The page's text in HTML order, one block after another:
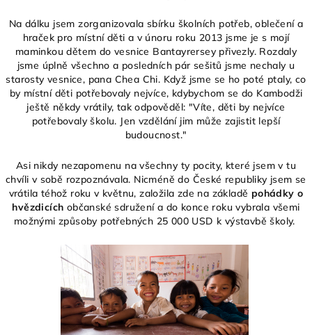
Na dálku jsem zorganizovala sbírku školních potřeb, oblečení a
hraček pro místní děti a v únoru roku 2013 jsme je s mojí
maminkou dětem do vesnice Bantayrersey přivezly. Rozdaly
jsme úplně všechno a posledních pár sešitů jsme nechaly u
starosty vesnice, pana Chea Chi. Když jsme se ho poté ptaly, co
by místní děti potřebovaly nejvíce, kdybychom se do Kambodži
ještě někdy vrátily, tak odpověděl: "Víte, děti by nejvíce
potřebovaly školu. Jen vzdělání jim může zajistit lepší
budoucnost."
Asi nikdy nezapomenu na všechny ty pocity, které jsem v tu
chvíli v sobě rozpoznávala. Nicméně do České republiky jsem se
vrátila téhož roku v květnu, založila zde na základě pohádky o
hvězdicích občanské sdružení a do konce roku vybrala všemi
možnými způsoby potřebných 25 000 USD k výstavbě školy.